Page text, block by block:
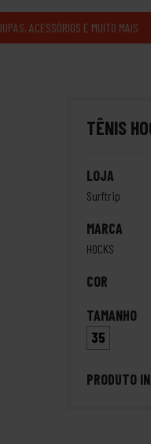
TÊNIS
LOJA
Surftrip
MARCA
HOCKS
COR
TAMANHO
35
PRODUTO